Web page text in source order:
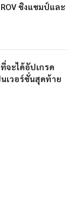
ชิงแชมป์และ
จะได้อัปเกรด
นเวอร์ชั่นสุดท้าย